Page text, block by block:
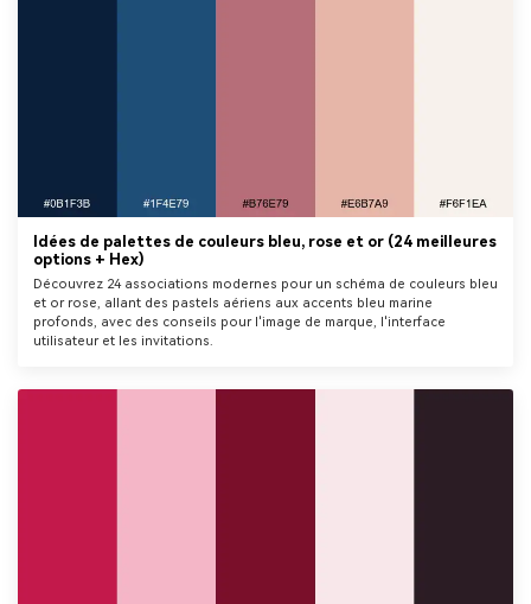
Idées de palettes de couleurs bleu, rose et or (24 meilleures
options + Hex)
Découvrez 24 associations modernes pour un schéma de couleurs bleu
et or rose, allant des pastels aériens aux accents bleu marine
profonds, avec des conseils pour l'image de marque, l'interface
utilisateur et les invitations.